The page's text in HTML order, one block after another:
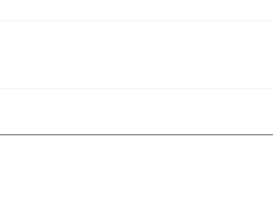
リエーションク